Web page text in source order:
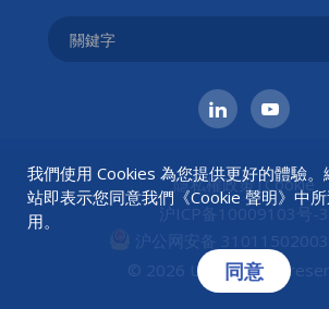
隱私權政策 |Cookie
沪ICP备10009103号-3
沪公网安备
© 2026 USI All rights
我們使用 Cookies 為您提供更好的體驗
站即表示您同意我們《Cookie 聲明》中
用。
同意